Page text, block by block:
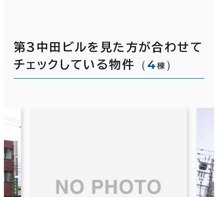
第３中田ビルを見た方が合わせて
チェックしている物件
（4 棟 ）